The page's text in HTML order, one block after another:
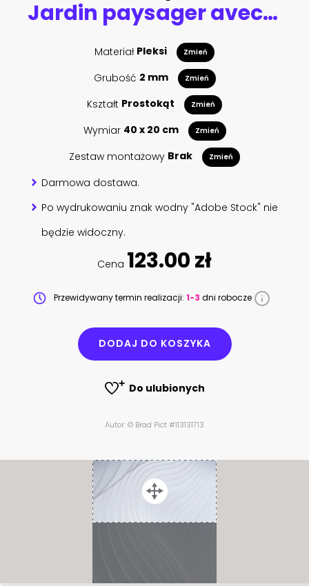
Jardin paysager avec topiaires
Materiał Pleksi Zmień
Grubość 2 mm Zmień
Kształt Prostokąt Zmień
Wymiar 40 x 20 cm Zmień
Zestaw montażowy Brak Zmień
Darmowa dostawa.
Po wydrukowaniu znak wodny "Adobe Stock" nie
będzie widoczny.
Cena 123.00 zł
Przewidywany termin realizacji: 1-3 dni robocze
DODAJ DO KOSZYKA
Do ulubionych
Autor: © Brad Pict #113131713